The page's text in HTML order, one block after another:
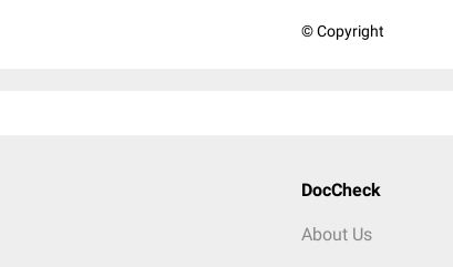
© Copyright
DocCheck
About Us